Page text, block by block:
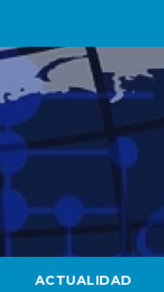
ACTUALIDAD